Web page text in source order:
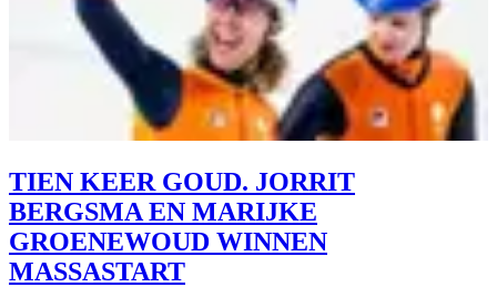
TIEN KEER GOUD. JORRIT
BERGSMA EN MARIJKE
GROENEWOUD WINNEN
MASSASTART